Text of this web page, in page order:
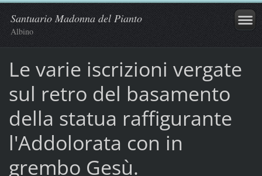
Santuario Madonna del Pianto
Albino
Le varie iscrizioni vergate
sul retro del basamento
della statua raffigurante
l'Addolorata con in
grembo Gesù.